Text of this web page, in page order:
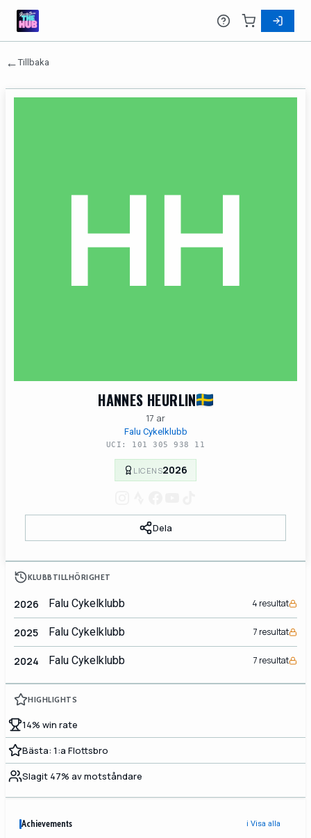
←Tillbaka
HANNES HEURLIN
17 ar
Falu Cykelklubb
UCI: 101 305 938 11
LICENS2026
Dela
KLUBBTILLHÖRIGHET
2026 Falu Cykelklubb 4 resultat
2025 Falu Cykelklubb 7 resultat
2024 Falu Cykelklubb 7 resultat
HIGHLIGHTS
14% win rate
Bästa: 1:a Flottsbro
Slagit 47% av motståndare
Achievements ℹ️ Visa alla